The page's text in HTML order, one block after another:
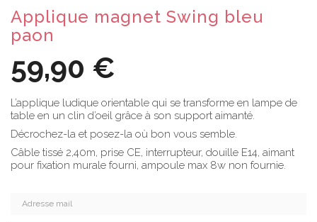
Applique magnet Swing bleu
paon
59,90 €
L’applique ludique orientable qui se transforme en lampe de
table en un clin d’oeil grâce à son support aimanté.
Décrochez-la et posez-la où bon vous semble.
Câble tissé 2,40m, prise CE, interrupteur, douille E14, aimant
pour fixation murale fourni, ampoule max 8w non fournie.